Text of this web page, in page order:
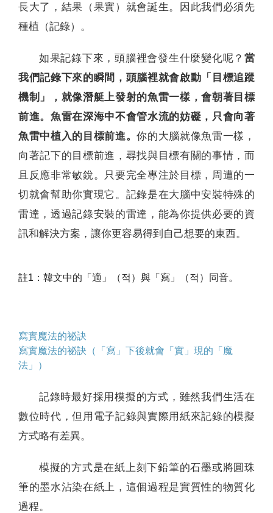
長大了，結果（果實）就會誕生。因此我們必須先
種植（記錄）。
如果記錄下來，頭腦裡會發生什麼變化呢？ 當
我們記錄下來的瞬間，頭腦裡就會啟動「目標追蹤
機制」，就像潛艇上發射的魚雷一樣，會朝著目標
前進。魚雷在深海中不會管水流的妨礙，只會向著
魚雷中植入的目標前進。你的大腦就像魚雷一樣，
向著記下的目標前進，尋找與目標有關的事情，而
且反應非常敏銳。只要完全專注於目標，周遭的一
切就會幫助你實現它。記錄是在大腦中安裝特殊的
雷達，透過記錄安裝的雷達，能為你提供必要的資
訊和解決方案，讓你更容易得到自己想要的東西。
註1：韓文中的「適」（적）與「寫」（적）同音。
寫實魔法的祕訣
寫實魔法的祕訣（「寫」下後就會「實」現的「魔
法」）
記錄時最好採用模擬的方式，雖然我們生活在
數位時代，但用電子記錄與實際用紙來記錄的模擬
方式略有差異。
模擬的方式是在紙上刻下鉛筆的石墨或將圓珠
筆的墨水沾染在紙上，這個過程是實質性的物質化
過程。